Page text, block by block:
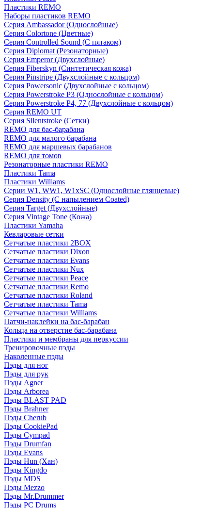
Пластики REMO
Наборы пластиков REMO
Серия Ambassador (Однослойные)
Серия Colortone (Цветные)
Серия Controlled Sound (С пятаком)
Серия Diplomat (Резонаторные)
Серия Emperor (Двухслойные)
Серия Fiberskyn (Синтетическая кожа)
Серия Pinstripe (Двухслойные с кольцом)
Серия Powersonic (Двухслойные с кольцом)
Серия Powerstroke P3 (Однослойные с кольцом)
Серия Powerstroke P4, 77 (Двухслойные с кольцом)
Серия REMO UT
Серия Silentstroke (Сетки)
REMO для бас-барабана
REMO для малого барабана
REMO для маршевых барабанов
REMO для томов
Резонаторные пластики REMO
Пластики Tama
Пластики Williams
Серии W1, WW1, W1xSC (Однослойные глянцевые)
Серия Density (C напылением Coated)
Серия Target (Двухслойные)
Серия Vintage Tone (Кожа)
Пластики Yamaha
Кевларовые сетки
Сетчатые пластики 2BOX
Сетчатые пластики Dixon
Сетчатые пластики Evans
Сетчатые пластики Nux
Сетчатые пластики Peace
Сетчатые пластики Remo
Сетчатые пластики Roland
Сетчатые пластики Tama
Сетчатые пластики Williams
Патчи-наклейки на бас-барабан
Кольца на отверстие бас-барабана
Пластики и мембраны для перкуссии
Тренировочные пэды
Наколенные пэды
Пэды для ног
Пэды для рук
Пэды Agner
Пэды Arborea
Пэды BLAST PAD
Пэды Brahner
Пэды Cherub
Пэды CookiePad
Пэды Cympad
Пэды Drumfan
Пэды Evans
Пэды Hun (Хан)
Пэды Kingdo
Пэды MDS
Пэды Mezzo
Пэды Mr.Drummer
Пэды PC Drums